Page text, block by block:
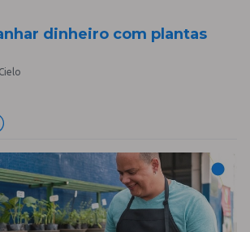
dinheiro com plantas